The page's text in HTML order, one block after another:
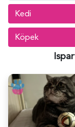
Kedi
Köpek